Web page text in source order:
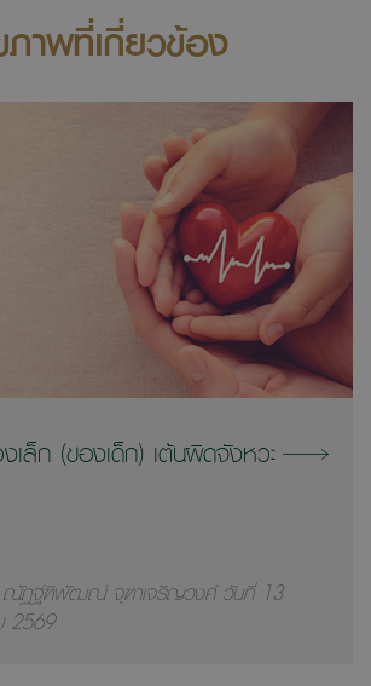
าพที่เกี่ยวข้อง
เล็ก (ของเด็ก) เต้นผิดจังหวะ
ณัฏฐ์ฑิพัฒณ์ จุฑาเจริญวงศ์ วันที่ 13
2569